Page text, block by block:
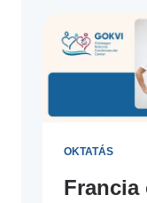
OKTATÁS